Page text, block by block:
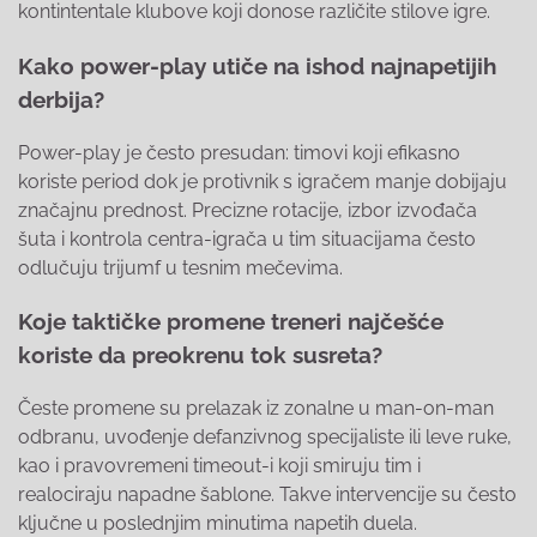
kontintentale klubove koji donose različite stilove igre.
Kako power-play utiče na ishod najnapetijih
derbija?
Power-play je često presudan: timovi koji efikasno
koriste period dok je protivnik s igračem manje dobijaju
značajnu prednost. Precizne rotacije, izbor izvođača
šuta i kontrola centra-igrača u tim situacijama često
odlučuju trijumf u tesnim mečevima.
Koje taktičke promene treneri najčešće
koriste da preokrenu tok susreta?
Česte promene su prelazak iz zonalne u man-on-man
odbranu, uvođenje defanzivnog specijaliste ili leve ruke,
kao i pravovremeni timeout-i koji smiruju tim i
realociraju napadne šablone. Takve intervencije su često
ključne u poslednjim minutima napetih duela.